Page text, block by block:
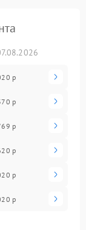
р
р
р
р
р
р